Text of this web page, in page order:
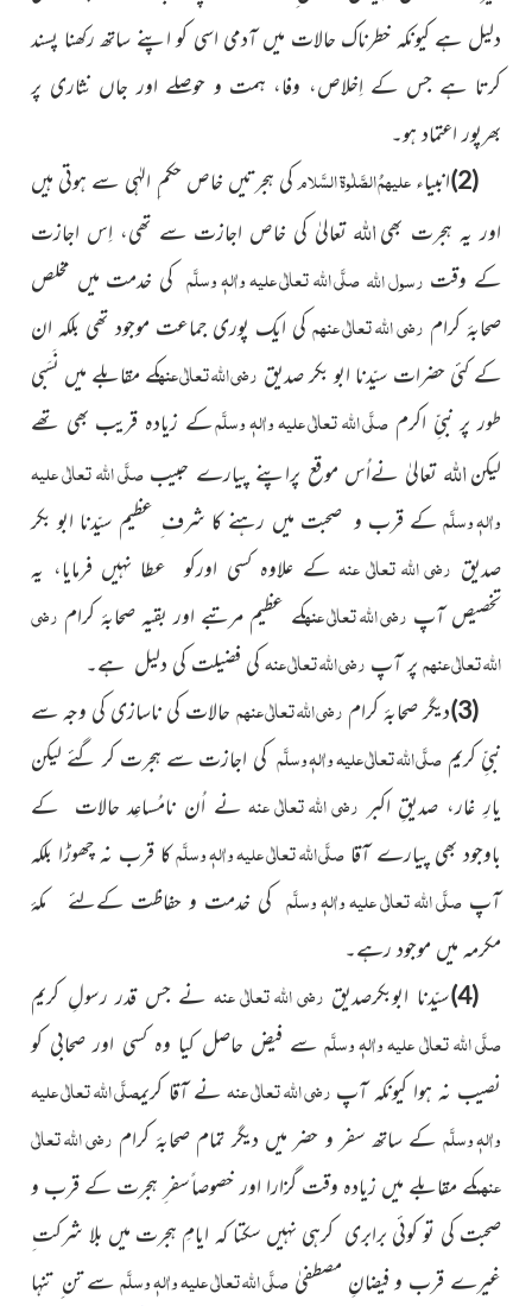
دلیل ہے کیونکہ خطرناک حالات میں آدمی اسی کو اپنے ساتھ رکھنا پسند
کرتا ہے جس کے اِخلاص، وفا، ہمت و حوصلے اور جاں نثاری پر
بھرپور اعتماد ہو۔
(2)
انبیاءعلیہمُ الصَّلٰوۃ السَّلامکی ہجرتیں خاص حکم ِ الہٰی سے ہوتی ہیں
اور یہ ہجرت بھیاللہتعالیٰ کی خاص اجازت سے تھی، اِس اجازت
کے وقت رسولاللہصلَّی اللہ تعالٰی علیہ واٰلہٖ وسلَّم کی خدمت میں مخلص
صحابۂ کرام رضی اللہ تعالٰی عنھمکی ایک پوری جماعت موجود تھی بلکہ ان
کے کئی حضرات سیّدنا ابو بکر صدیق رضی اللہ تعالٰی عنہکے مقابلے میں نَسَبی
طور پر نبیِّ اکرم صلَّی اللہ تعالٰی علیہ واٰلہٖ وسلَّمکے زیادہ قریب بھی تھے
لیکناللہتعالیٰ نےاُس موقع پراپنے پیارے حبیبصلَّی اللہ تعالٰی علیہ
واٰلہٖ وسلَّم کے قرب و صحبت میں رہنے کا شرف ِ عظیم سیّدنا ابو بکر
صدیق رضی اللہ تعالٰی عنہکے علاوہ کسی اورکو عطا نہیں فرمایا، یہ
تخصیص آپ رضی اللہ تعالٰی عنہکے عظیم مرتبے اور بقیہ صحابۂ کرام رضی
اللہ تعالٰی عنھمپر آپ رضی اللہ تعالٰی عنہکی فضیلت کی دلیل ہے۔
(3)
دیگر صحابۂ کرام رضی اللہ تعالٰی عنھم حالات کی ناسازی کی وجہسے
نبیِّ کریم صلَّی اللہ تعالٰی علیہ واٰلہٖ وسلَّمکی اجازت سے ہجرت کر گئے لیکن
یارِ غار، صدیقِ اکبر رضی اللہ تعالٰی عنہنے اُن نامُساعِد حالات کے
باوجود بھی پیارے آقا صلَّی اللہ تعالٰی علیہ واٰلہٖ وسلَّمکا قرب نہ چھوڑا بلکہ
آپصلَّی اللہ تعالٰی علیہ واٰلہٖ وسلَّم کی خدمت و حفاظت کےلئے مکۂ
مکرمہ میں موجود رہے۔
(4)
سیّدنا ابوبکرصدیق رضی اللہ تعالٰی عنہنے جس قدر رسولِ کریم
صلَّی اللہ تعالٰی علیہ واٰلہٖ وسلَّمسے فیض حاصل کیا وہ کسی اور صحابی کو
نصیب نہ ہوا کیونکہ آپ رضی اللہ تعالٰی عنہنے آقا کریمصلَّی اللہ تعالٰی علیہ
واٰلہٖ وسلَّم کے ساتھ سفر و حضر میں دیگر تمام صحابۂ کرام رضی اللہ تعالٰی
عنھمکے مقابلے میں زیادہ وقت گزارا اور خصوصا ًسفر ِ ہجرت کے قرب و
صحبت کی تو کوئی برابری کرہی نہیں سکتا کہ ایامِ ہجرت میں بلا شرکت ِ
غیرے قرب و فیضانِ مصطفیٰ صلَّی اللہ تعالٰی علیہ واٰلہٖ وسلَّمسے تن ِ تنہا